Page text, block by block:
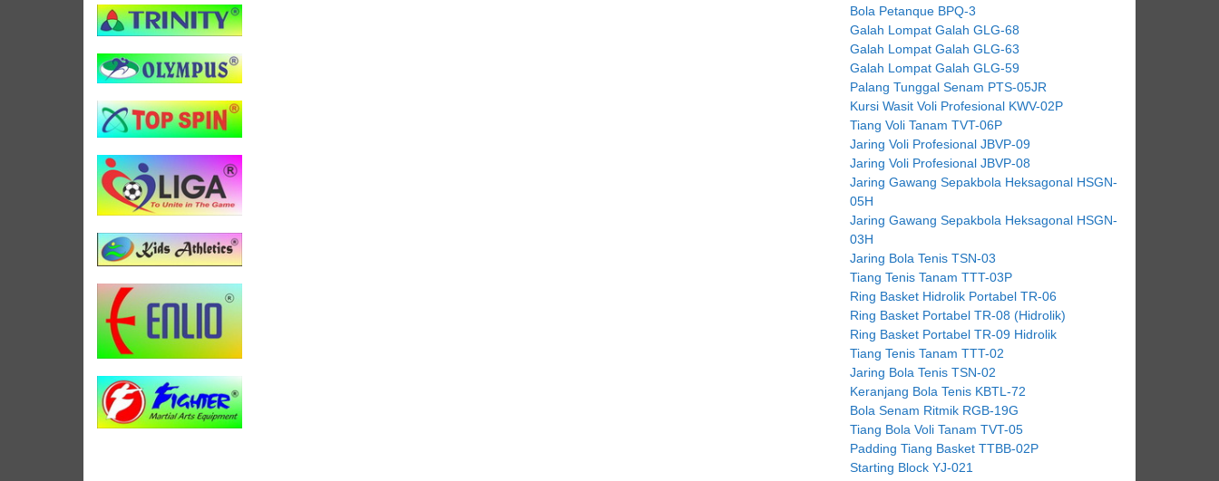
Bola Petanque BPQ-3
Galah Lompat Galah GLG-68
Galah Lompat Galah GLG-63
Galah Lompat Galah GLG-59
Palang Tunggal Senam PTS-05JR
Kursi Wasit Voli Profesional KWV-02P
Tiang Voli Tanam TVT-06P
Jaring Voli Profesional JBVP-09
Jaring Voli Profesional JBVP-08
Jaring Gawang Sepakbola Heksagonal HSGN-
05H
Jaring Gawang Sepakbola Heksagonal HSGN-
03H
Jaring Bola Tenis TSN-03
Tiang Tenis Tanam TTT-03P
Ring Basket Hidrolik Portabel TR-06
Ring Basket Portabel TR-08 (Hidrolik)
Ring Basket Portabel TR-09 Hidrolik
Tiang Tenis Tanam TTT-02
Jaring Bola Tenis TSN-02
Keranjang Bola Tenis KBTL-72
Bola Senam Ritmik RGB-19G
Tiang Bola Voli Tanam TVT-05
Padding Tiang Basket TTBB-02P
Starting Block YJ-021